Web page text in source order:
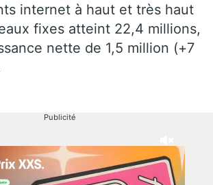
internet à haut et très haut
fixes atteint 22,4 millions,
nette de 1,5 million (+7
Publicité